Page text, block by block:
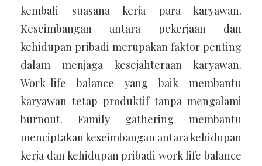
kembali suasana kerja para karyawan.
Keseimbangan antara pekerjaan dan
kehidupan pribadi merupakan faktor penting
dalam menjaga kesejahteraan karyawan.
Work-life balance yang baik membantu
karyawan tetap produktif tanpa mengalami
burnout. Family gathering membantu
menciptakan keseimbangan antara kehidupan
kerja dan kehidupan pribadi work life balance